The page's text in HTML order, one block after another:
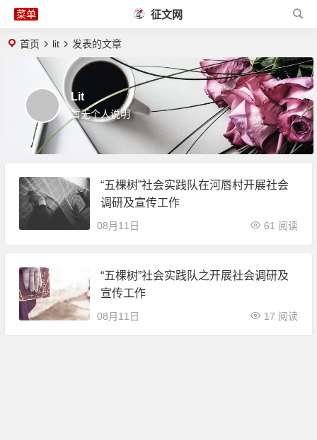
征文网
首页 lit 发表的文章
Lit
暂无个人说明
“五棵树”社会实践队在河唇村开展社会
调研及宣传工作
08月11日 61 阅读
“五棵树”社会实践队之开展社会调研及
宣传工作
08月11日 17 阅读